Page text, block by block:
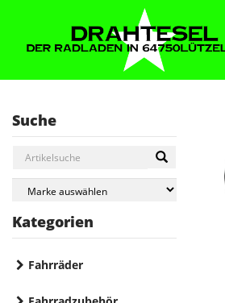
Suche
Kategorien
Fahrräder